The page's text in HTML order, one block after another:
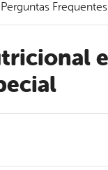
Perguntas Frequentes